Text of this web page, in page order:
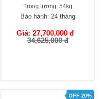
Trọng lượng:54kg
Bảo hành: 24 tháng
Giá: 27,700,000 đ
34,625,000 đ
OFF 20%